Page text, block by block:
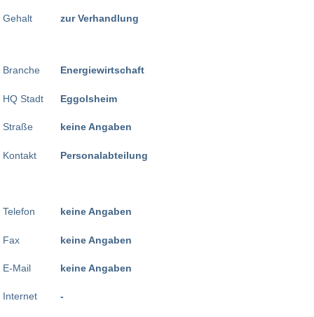
Gehalt zur Verhandlung
Branche
HQ Stadt
Straße
Kontakt
Telefon
Fax
E-Mail
Internet
Energiewirtschaft
Eggolsheim
keine Angaben
Personalabteilung
keine Angaben
keine Angaben
keine Angaben
-